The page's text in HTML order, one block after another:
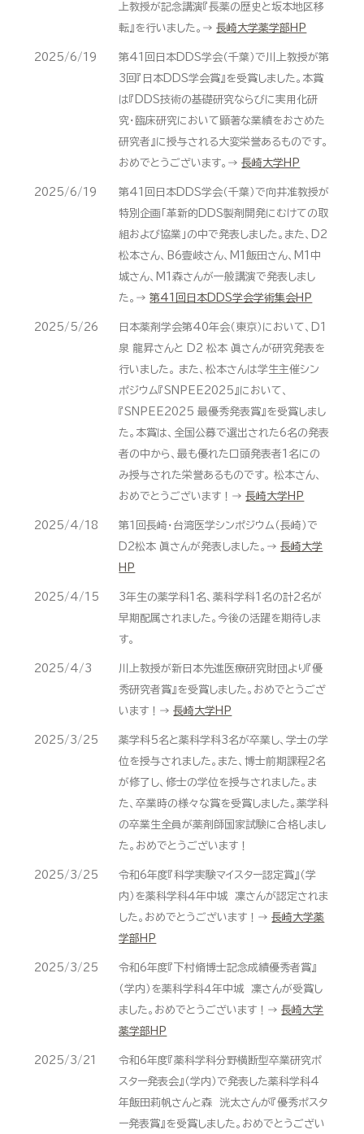
上教授が記念講演『長薬の歴史と坂本地区移
転』を行いました。→長崎大学薬学部HP
2025/6/19
第41回日本DDS学会（千葉）で川上教授が第
3回『日本DDS学会賞』を受賞しました。本賞
は『DDS技術の基礎研究ならびに実用化研
究・臨床研究において顕著な業績をおさめた
研究者』に授与される大変栄誉あるものです。
おめでとうございます。→長崎大学HP
2025/6/19
第41回日本DDS学会（千葉）で向井准教授が
特別企画「革新的DDS製剤開発にむけての取
組および協業」の中で発表しました。また、D2
松本さん、B6壹岐さん、M1飯田さん、M1中
城さん、M1森さんが一般講演で発表しまし
た。→第41回日本DDS学会学術集会HP
2025/5/26
日本薬剤学会第40年会（東京）において、D1
泉 龍昇さんと D2 松本 眞さんが研究発表を
行いました。 また、松本さんは学生主催シン
ポジウム『SNPEE2025』において、
『SNPEE2025 最優秀発表賞』を受賞しまし
た。本賞は、全国公募で選出された6名の発表
者の中から、最も優れた口頭発表者1名にの
み授与された栄誉あるものです。 松本さん、
おめでとうございます！→長崎大学HP
2025/4/18
第１回長崎・台湾医学シンポジウム（長崎）で
D2松本 眞さんが発表しました。→長崎大学
HP
2025/4/15
3年生の薬学科1名、薬科学科1名の計2名が
早期配属されました。今後の活躍を期待しま
す。
2025/4/3
川上教授が新日本先進医療研究財団より『優
秀研究者賞』を受賞しました。おめでとうござ
います！→長崎大学HP
2025/3/25
薬学科5名と薬科学科3名が卒業し、学士の学
位を授与されました。また、博士前期課程2名
が修了し、修士の学位を授与されました。ま
た、卒業時の様々な賞を受賞しました。薬学科
の卒業生全員が薬剤師国家試験に合格しまし
た。おめでとうございます！
2025/3/25
令和6年度『科学実験マイスター認定賞』（学
内）を薬科学科４年中城 凜さんが認定されま
した。おめでとうございます！→長崎大学薬
学部HP
2025/3/25
令和6年度『下村脩博士記念成績優秀者賞』
（学内）を薬科学科４年中城 凜さんが受賞し
ました。おめでとうございます！→長崎大学
薬学部HP
2025/3/21
令和6年度『薬科学科分野横断型卒業研究ポ
スター発表会』（学内）で発表した薬科学科4
年飯田莉帆さんと森 洸太さんが『優秀ポスタ
ー発表賞』を受賞しました。おめでとうござい